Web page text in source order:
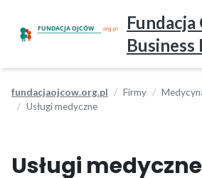
fundacjaojcow.org.pl Firmy
Usługi medyczne
Usługi medyczne